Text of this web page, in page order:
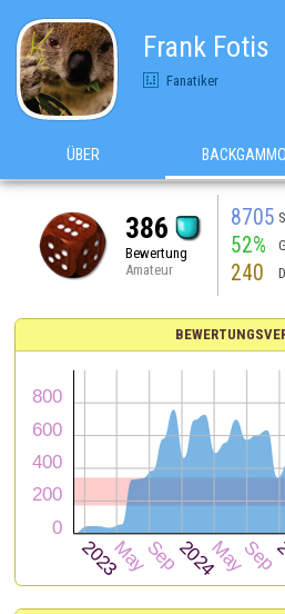
Frank Fotis
Fanatiker
ÜBER
386
Bewertung
Amateur
8705
52%
240